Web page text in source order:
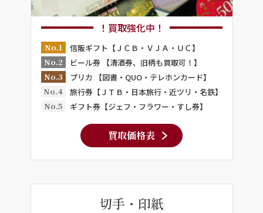
！買取強化中！
No.1
信販ギフト【ＪＣＢ・ＶＪＡ・ＵＣ】
No.2
ビール券 【清酒券、旧柄も買取可！】
No.3
プリカ 【図書・QUO・テレホンカード】
No.4
旅行券【ＪＴＢ・日本旅行・近ツリ・名鉄】
No.5
ギフト券【ジェフ・フラワー・すし券】
買取価格表
切手・印紙